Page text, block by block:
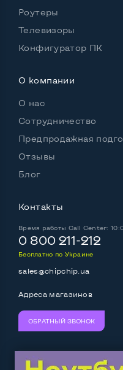
Видеопроцессор
Размер видеопамяти,
Материал корпуса
Русские и
Полноразмерная
Оптический привод
Операционная
Выход VGAДа
Выход Display port
Роутеры
Телевизоры
Конфигуратор ПК
О компании
О нас
Сотрудничество
Предпродажная
Отзывы
Блог
Контакты
Время работы Call Center:
0 800 211-212
Бесплатно по Украине
sales@chipchip.ua
Адреса магазинов
ОБРАТНЫЙ ЗВОНОК
Мы принимаем: